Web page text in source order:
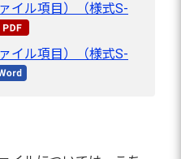
イル項目）（様式S-
イル項目）（様式S-